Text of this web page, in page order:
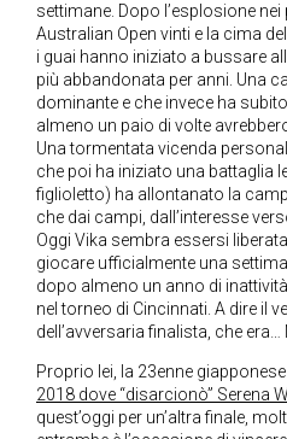
settimane. Dopo l’esplosione nei
Australian Open vinti e la cima
i guai hanno iniziato a bussare
più abbandonata per anni. Una
dominante e che invece ha
almeno un paio di volte
Una tormentata vicenda
che poi ha iniziato una battaglia
figlioletto) ha allontanato la
che dai campi, dall’interesse
Oggi Vika sembra essersi
giocare ufficialmente una
dopo almeno un anno di
nel torneo di Cincinnati. A dire il
dell’avversaria finalista, che
Proprio lei, la 23enne giapponese
2018 dove “disarcionò” Serena
quest’oggi per un’altra finale,